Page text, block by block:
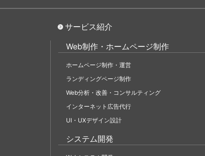
サービス紹介
Web制作・ホームページ制作
ホームページ制作・運営
ランディングページ制作
Web分析・改善・コンサルティング
インターネット広告代行
UI・UXデザイン設計
システム開発